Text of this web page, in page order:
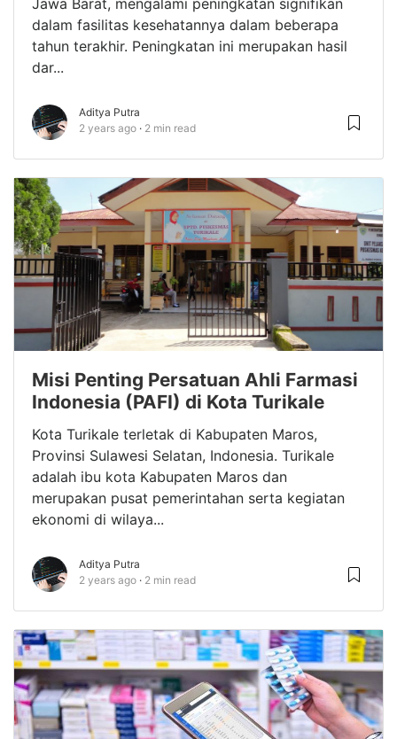
Jawa Barat, mengalami peningkatan signifikan
dalam fasilitas kesehatannya dalam beberapa
tahun terakhir. Peningkatan ini merupakan hasil
dar...
Aditya Putra
2 years ago
2 min read
Misi Penting Persatuan Ahli Farmasi
Indonesia (PAFI) di Kota Turikale
Kota Turikale terletak di Kabupaten Maros,
Provinsi Sulawesi Selatan, Indonesia. Turikale
adalah ibu kota Kabupaten Maros dan
merupakan pusat pemerintahan serta kegiatan
ekonomi di wilaya...
Aditya Putra
2 years ago
2 min read